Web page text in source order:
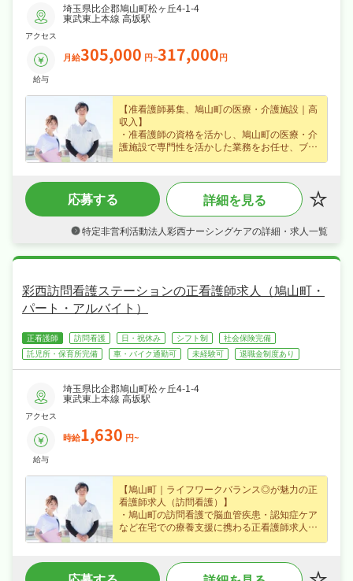
アクセス
埼玉県比企郡鳩山町松ヶ丘4-1-4
東武東上本線 高坂駅
給与
月給305,000 円~317,000円
【准看護師募集、鳩山町の医療・介護施設｜高
収入】
・准看護師の資格を活かし、鳩山町の医療・介
護施設で専門性を活かした業務をお任せ、ブラ
・賞与あり・職務手当など各種手当など好待遇
で、月給30.5〜31.7万円の正社員求人、安定し
た収入を目指せます！
間休日110日でメリハリよく働け、ワークライ
・産休・育休制度ありと手厚く、腰を据えて長
応募する 詳細を見る
特定非営利活動法人彩西ナーシングケアの詳細・求人一覧
彩西訪問看護ステーションの正看護師求人（鳩山町・
パート・アルバイト）
正看護師 訪問看護 日・祝休み シフト制
社会保険完備
託児所・保育所完備
車・バイク通勤可 未経験可 退職金制度あり
アクセス
埼玉県比企郡鳩山町松ヶ丘4-1-4
東武東上本線 高坂駅
給与
時給1,630 円~
【鳩山町｜ライフワークバランス◎が魅力の正
看護師求人（訪問看護）】
・鳩山町の訪問看護で脳血管疾患・認知症ケア
など在宅での療養支援に携わる正看護師求人、
・パート・アルバイトで時給1,630円、効率よ
く収入を得られます！